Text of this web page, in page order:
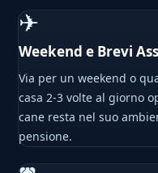
✈
Weekend e Brevi
Via per un weekend o
casa 2-3 volte al giorno
cane resta nel suo
pensione.